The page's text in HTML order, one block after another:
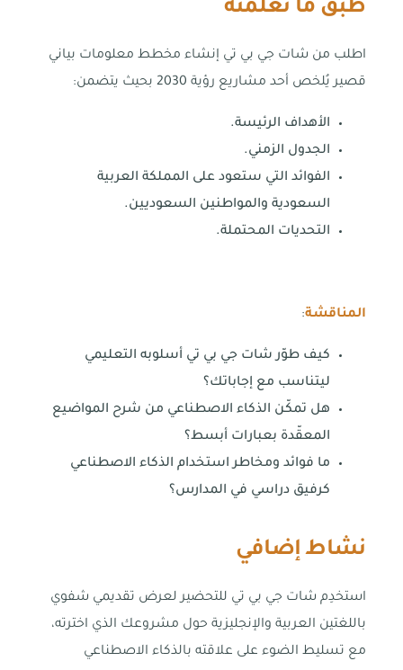
طبّق ما تعلمته
اطلب من شات جي بي تي إنشاء مخطط معلومات بياني
قصير يُلخص أحد مشاريع رؤية 2030 بحيث يتضمن:
الأهداف الرئيسة.
الجدول الزمني.
الفوائد التي ستعود على المملكة العربية
السعودية والمواطنين السعوديين.
التحديات المحتملة.
المناقشة:
كيف طوّر شات جي بي تي أسلوبه التعليمي
ليتناسب مع إجاباتك؟
هل تمكّن الذكاء الاصطناعي من شرح المواضيع
المعقّدة بعبارات أبسط؟
ما فوائد ومخاطر استخدام الذكاء الاصطناعي
كرفيق دراسي في المدارس؟
نشاط إضافي
استخدِم شات جي بي تي للتحضير لعرض تقديمي شفوي
باللغتين العربية والإنجليزية حول مشروعك الذي اخترته،
مع تسليط الضوء على علاقته بالذكاء الاصطناعي